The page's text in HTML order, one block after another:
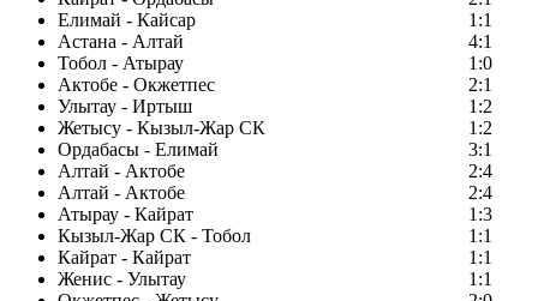
Елимай - Кайсар
1:1
Астана - Алтай
4:1
Тобол - Атырау
1:0
Актобе - Окжетпес
2:1
Улытау - Иртыш
1:2
Жетысу - Кызыл-Жар СК
1:2
Ордабасы - Елимай
3:1
Алтай - Актобе
2:4
Алтай - Актобе
2:4
Атырау - Кайрат
1:3
Кызыл-Жар СК - Тобол
1:1
Кайрат - Кайрат
1:1
Женис - Улытау
1:1